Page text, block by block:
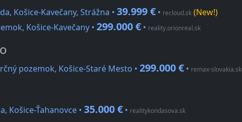
Košice-Kavečany, Strážna • 39.999 € • recloud.sk (New!)
Košice-Kavečany • 299.000 € • reality.orionreal.sk
pozemok, Košice-Staré Mesto • 299.000 € • remax-slovakia.sk
Košice-Ťahanovce • 35.000 € • realitykondasova.sk